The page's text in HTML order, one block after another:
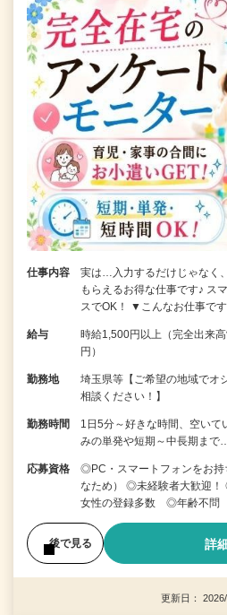
仕事内容
実は…入力するだけじゃなく
もらえるお得な仕事です♪ ス
スでOK！ ▼こんなお仕事で
給与
時給1,500円以上（完全出来
円）
勤務地
埼玉県等【ご希望の地域で
相談ください！】
勤務時間
1日5分～好きな時間、空い
みの単発や短期～中長期まで
応募資格
◎PC・スマートフォンをお
なため） ◎未経験者大歓迎
女性の登録多数 ◎年齢不問
後で見る 詳
更新日：